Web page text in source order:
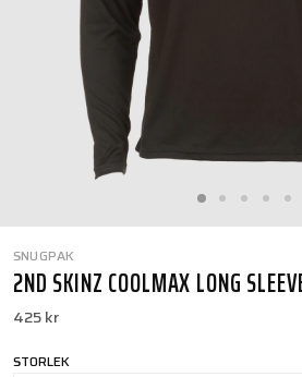
SNUGPAK
2ND SKINZ COOLMAX LONG
425 kr
STORLEK